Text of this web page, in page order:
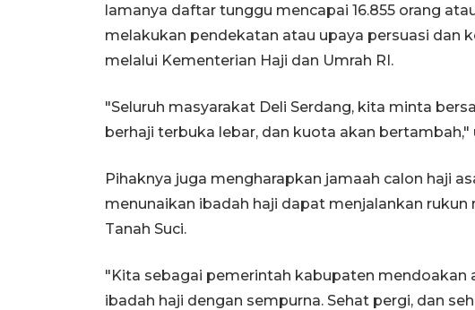
lamanya daftar tunggu mencapai 16.855 orang
melakukan pendekatan atau upaya persuasi dan
melalui Kementerian Haji dan Umrah RI.
"Seluruh masyarakat Deli Serdang, kita minta
berhaji terbuka lebar, dan kuota akan bertambah,"
Pihaknya juga mengharapkan jamaah calon haji
menunaikan ibadah haji dapat menjalankan
Tanah Suci.
"Kita sebagai pemerintah kabupaten mendoakan
ibadah haji dengan sempurna. Sehat pergi, dan